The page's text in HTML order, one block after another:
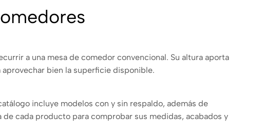
a una mesa de comedor convencional. Su altura aporta
bien la superficie disponible.
incluye modelos con y sin respaldo, además de
cada producto para comprobar sus medidas, acabados y